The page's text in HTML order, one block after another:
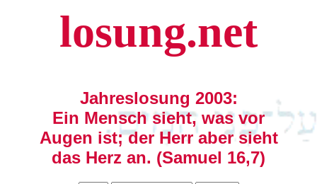
losung.net
Jahreslosung 2003:
Ein Mensch sieht, was vor
Augen ist; der Herr aber sieht
das Herz an. (Samuel 16,7)